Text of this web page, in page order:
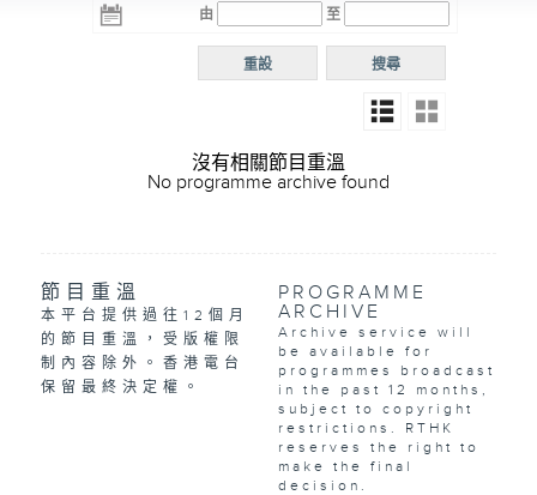
電台 電台
R5
電台
普通
由 至
搜尋
重設
沒有相關節目重溫
No programme archive found
節目重溫
本平台提供過往12個月
的節目重溫，受版權限
制內容除外。香港電台
保留最終決定權。
PROGRAMME
ARCHIVE
Archive service will
be available for
programmes broadcast
in the past 12 months,
subject to copyright
restrictions. RTHK
reserves the right to
make the final
decision.